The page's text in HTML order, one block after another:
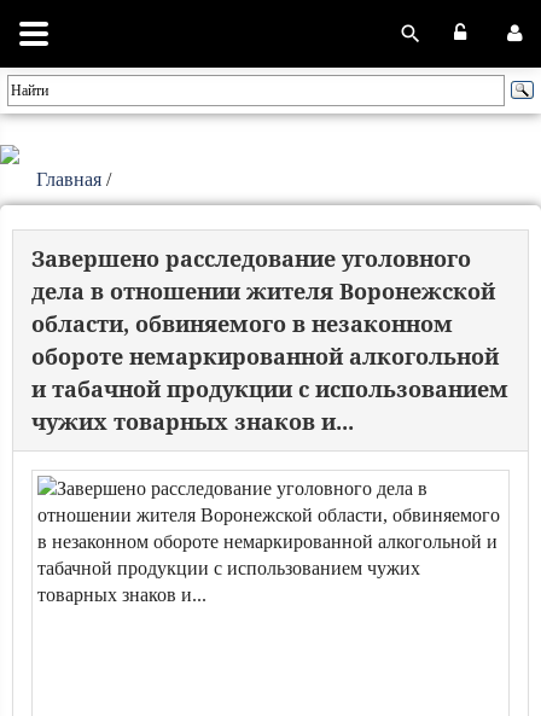
Главная /
Завершено расследование уголовного
дела в отношении жителя Воронежской
области, обвиняемого в незаконном
обороте немаркированной алкогольной
и табачной продукции с использованием
чужих товарных знаков и...